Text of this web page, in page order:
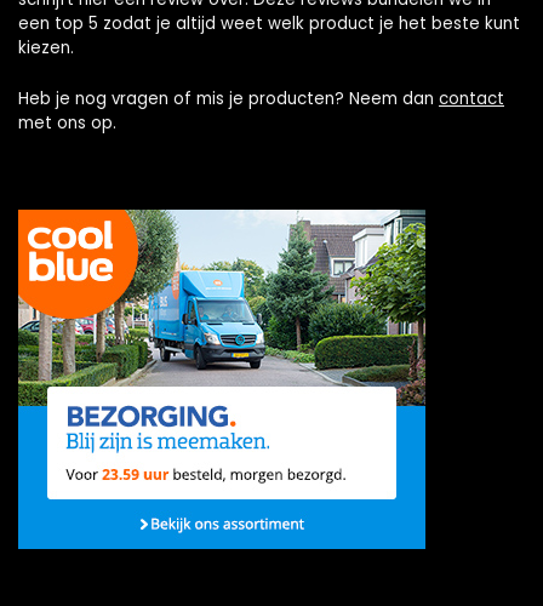
een top 5 zodat je altijd weet welk product je het beste kunt
kiezen.
Heb je nog vragen of mis je producten? Neem dan contact
met ons op.